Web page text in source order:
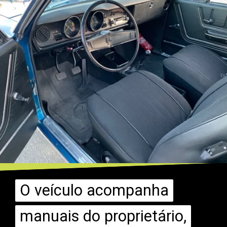
O veículo acompanha
manuais do proprietário,
O veículo acompanha
manuais do proprietário,